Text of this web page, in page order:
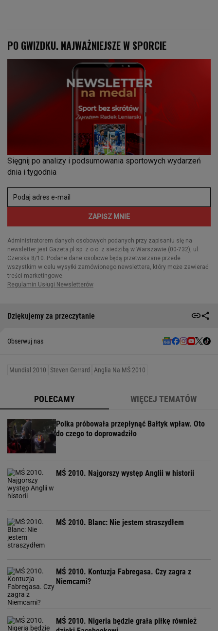
Dziękujemy za przeczytanie
Obserwuj nas
Mundial 2010 Steven Gerrard Anglia Na MŚ 2010
POLECAMY WIĘCEJ TEMATÓW
Polka próbowała przepłynąć Bałtyk wpław. Oto
do czego to doprowadziło
MŚ 2010. Najgorszy występ Anglii w historii
MŚ 2010. Blanc: Nie jestem straszydłem
MŚ 2010. Kontuzja Fabregasa. Czy zagra z
Niemcami?
MŚ 2010. Nigeria będzie grała piłkę również